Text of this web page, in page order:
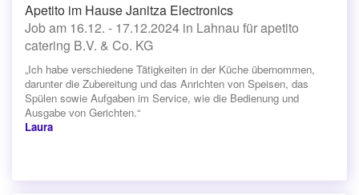
Apetito im Hause Janitza Electronics
Job am 16.12. - 17.12.2024 in Lahnau für apetito
catering B.V. & Co. KG
„Ich habe verschiedene Tätigkeiten in der Küche übernommen,
darunter die Zubereitung und das Anrichten von Speisen, das
Spülen sowie Aufgaben im Service, wie die Bedienung und
Ausgabe von Gerichten.“
Laura